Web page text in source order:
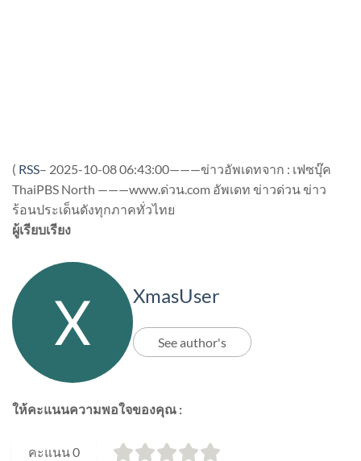
( RSS– 2025-10-08 06:43:00———ข่าวอัพเดทจาก : เฟซบุ๊ค
ThaiPBS North ———www.ด่วน.com อัพเดท ข่าวด่วน ข่าว
ร้อนประเด็นดังทุกภาคทั่วไทย
ผู้เรียบเรียง
XmasUser
See author's
ให้คะแนนความพอใจของคุณ :
คะแนน0